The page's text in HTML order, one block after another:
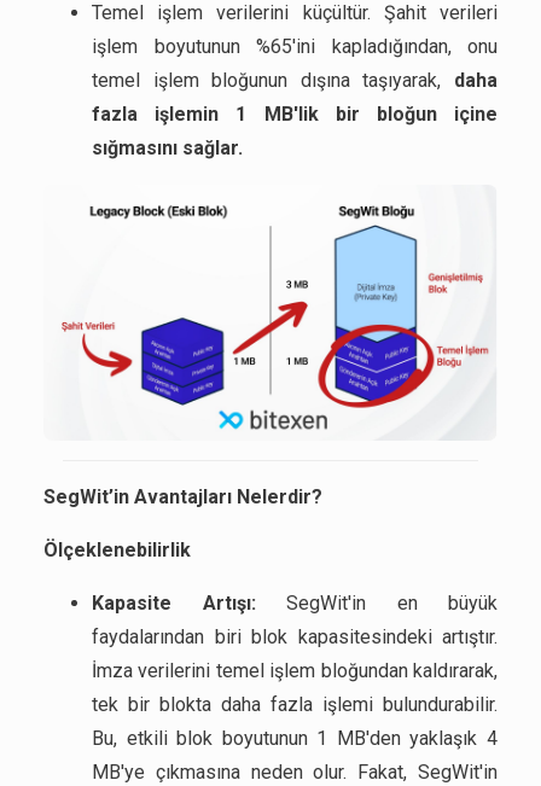
Temel işlem verilerini küçültür. Şahit verileri
işlem boyutunun %65'ini kapladığından, onu
temel işlem bloğunun dışına taşıyarak, daha
fazla işlemin 1 MB'lik bir bloğun içine
sığmasını sağlar.
SegWit’in Avantajları Nelerdir?
Ölçeklenebilirlik
Kapasite Artışı: SegWit'in en büyük
faydalarından biri blok kapasitesindeki artıştır.
İmza verilerini temel işlem bloğundan kaldırarak,
tek bir blokta daha fazla işlemi bulundurabilir.
Bu, etkili blok boyutunun 1 MB'den yaklaşık 4
MB'ye çıkmasına neden olur. Fakat, SegWit'in